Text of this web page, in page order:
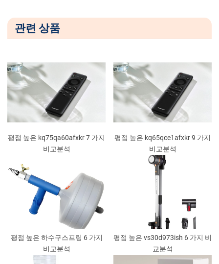
s
관련 상품
평점 높은 kq75qa60afxkr 7 가지
비교분석
평점 높은 kq65qce1afxkr 9 가지
비교분석
평점 높은 하수구스프링 6 가지
비교분석
평점 높은 vs30d973ish 6 가지 비
교분석